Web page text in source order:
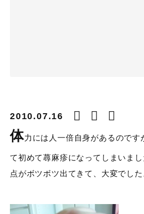
2010.07.16
体力には人一倍自身があるのです
て初めて蕁麻疹になってしまいま
点がボツボツ出てきて、大変でした